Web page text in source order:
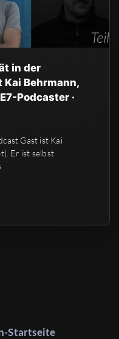
in der
Kai Behrmann,
Podcaster ·
Gast ist Kai
Er ist selbst
Startseite